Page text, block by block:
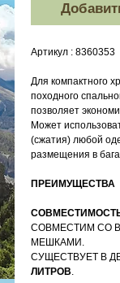
Артикул : 8360353
Для компактного
походного
позволяет
Может
(сжатия) любой
размещения в
ПРЕИМУЩЕСТВА
СОВМЕСТИМ СО
МЕШКАМИ.
СУЩЕСТВУЕТ В
ЛИТРОВ.